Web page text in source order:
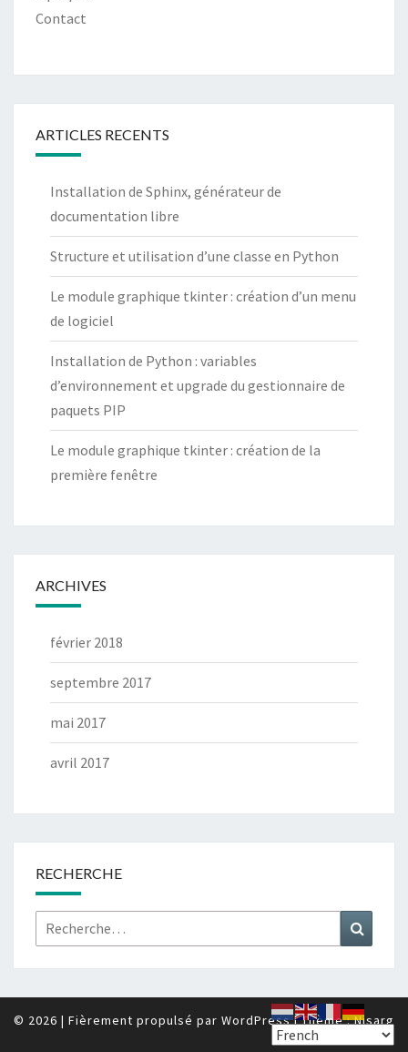
Contact
ARTICLES RECENTS
Installation de Sphinx, générateur de
documentation libre
Structure et utilisation d’une classe en Python
Le module graphique tkinter : création d’un menu
de logiciel
Installation de Python : variables
d’environnement et upgrade du gestionnaire de
paquets PIP
Le module graphique tkinter : création de la
première fenêtre
ARCHIVES
février 2018
septembre 2017
mai 2017
avril 2017
RECHERCHE
Rechercher :
© 2026 | Fièrement propulsé par WordPress |Thème :Nisarg